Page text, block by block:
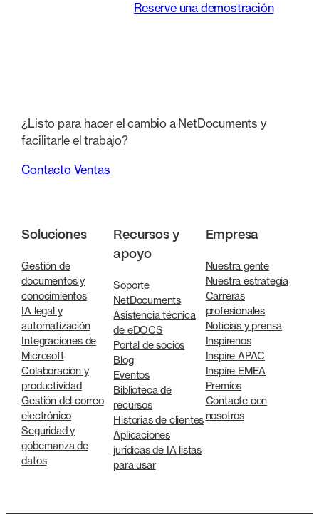
Reserve una demostración
¿Listo para hacer el cambio a NetDocuments y
facilitarle el trabajo?
Contacto Ventas
Soluciones
Gestión de
documentos y
conocimientos
IA legal y
automatización
Integraciones de
Microsoft
Colaboración y
productividad
Gestión del correo
electrónico
Seguridad y
gobernanza de
datos
Recursos y
apoyo
Soporte
NetDocuments
Asistencia técnica
de eDOCS
Portal de socios
Blog
Eventos
Biblioteca de
recursos
Historias de clientes
Aplicaciones
jurídicas de IA listas
para usar
Empresa
Nuestra gente
Nuestra estrategia
Carreras
profesionales
Noticias y prensa
Inspírenos
Inspire APAC
Inspire EMEA
Premios
Contacte con
nosotros